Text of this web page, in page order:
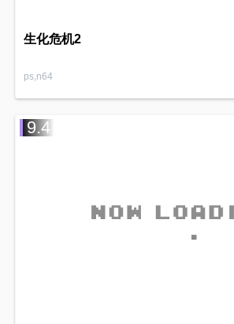
生化危机2
ps,n64
9.4